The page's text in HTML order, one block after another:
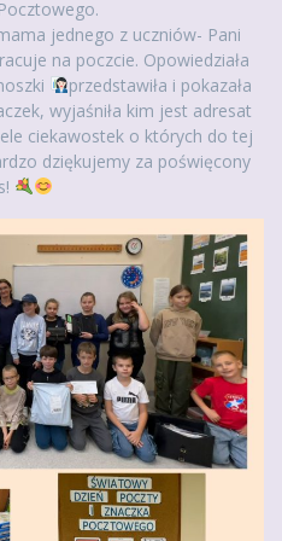
jednego z uczniów- Pani
na poczcie. Opowiedziała
przedstawiła i pokazała
wyjaśniła kim jest adresat
ciekawostek o których do tej
dziękujemy za poświęcony